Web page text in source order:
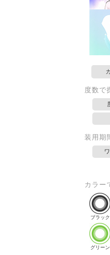
度数で
装用期
カラー
ブラック
グリーン